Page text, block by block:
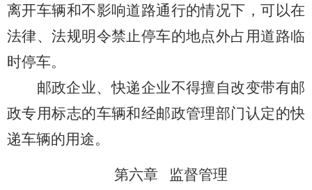
离开车辆和不影响道路通行的情况下，可以在
法律、法规明令禁止停车的地点外占用道路临
时停车。
邮政企业、快递企业不得擅自改变带有邮
政专用标志的车辆和经邮政管理部门认定的快
递车辆的用途。
第六章 监督管理